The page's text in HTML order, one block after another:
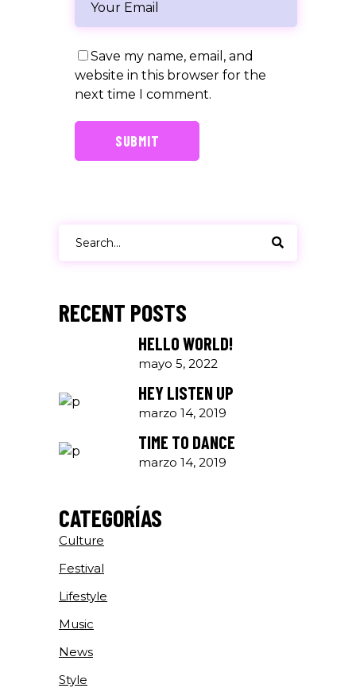
Save my name, email, and
website in this browser for the
next time I comment.
SUBMIT
for:
RECENT POSTS
HELLO WORLD!
mayo 5, 2022
HEY LISTEN UP
marzo 14, 2019
TIME TO DANCE
marzo 14, 2019
CATEGORÍAS
Culture
Festival
Lifestyle
Music
News
Style